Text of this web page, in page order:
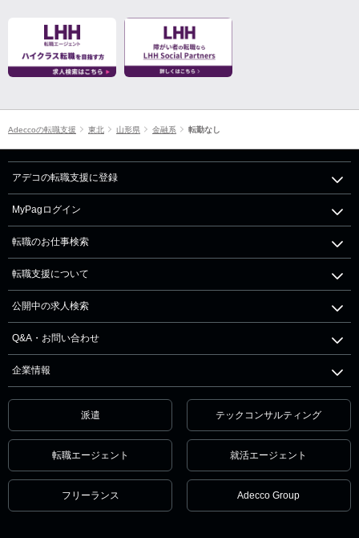
Adeccoの転職支援 東北 山形県 金融系 転勤なし
アデコの転職支援に登録
MyPagログイン
転職のお仕事検索
転職支援について
公開中の求人検索
Q&A・お問い合わせ
企業情報
派遣 テックコンサルティング
転職エージェント 就活エージェント
フリーランス Adecco Group